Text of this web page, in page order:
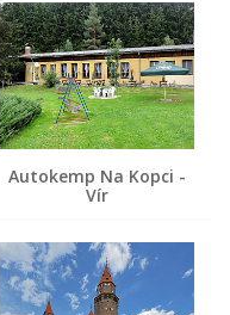
Autokemp Na Kopci -
Vír